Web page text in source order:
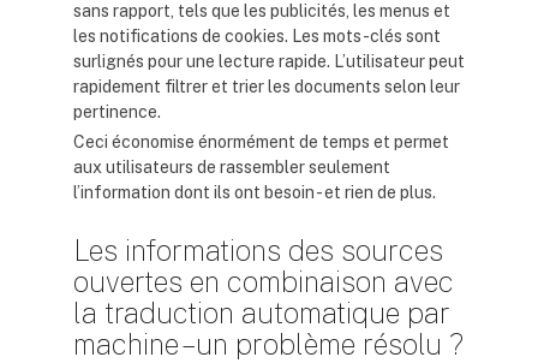
sans rapport, tels que les publicités, les menus et
les notifications de cookies. Les mots-clés sont
surlignés pour une lecture rapide. L’utilisateur peut
rapidement filtrer et trier les documents selon leur
pertinence.
Ceci économise énormément de temps et permet
aux utilisateurs de rassembler seulement
l’information dont ils ont besoin - et rien de plus.
Les informations des sources
ouvertes en combinaison avec
la traduction automatique par
machine – un problème résolu ?